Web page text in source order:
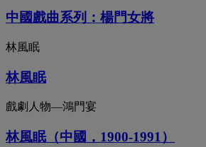
中國戲曲系列：楊門女將
林風眠
林風眠
戲劇人物—鴻門宴
林風眠（中國，1900-1991）